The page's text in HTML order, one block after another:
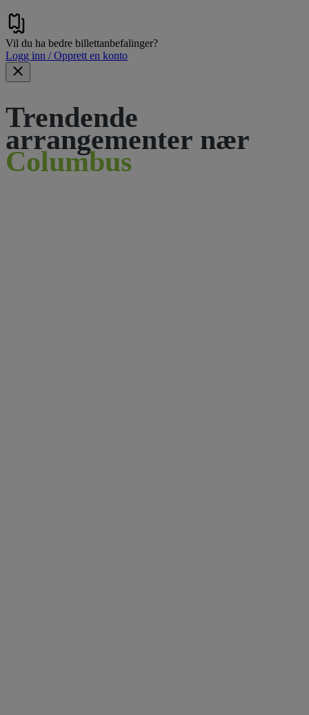
Vil du ha bedre billettanbefalinger?
Logg inn / Opprett en konto
Trendende
arrangementer nær
Columbus